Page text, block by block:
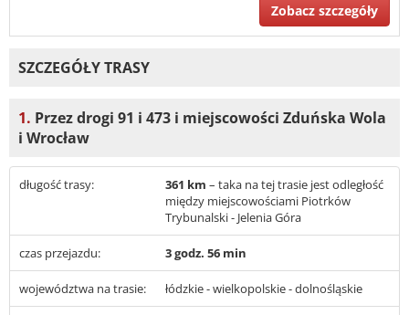
Zobacz szczegóły
SZCZEGÓŁY TRASY
1. Przez drogi 91 i 473 i miejscowości Zduńska Wola
i Wrocław
długość trasy: 361 km – taka na tej trasie jest odległość
między miejscowościami Piotrków
Trybunalski - Jelenia Góra
czas przejazdu: 3 godz. 56 min
województwa na trasie: łódzkie - wielkopolskie - dolnośląskie